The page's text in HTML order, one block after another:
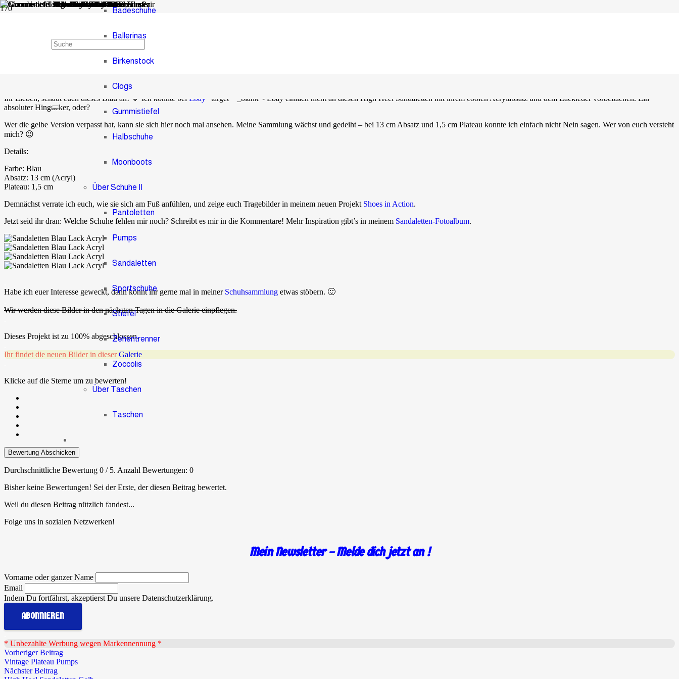
Badeschuhe
Ballerinas
Birkenstock
Clogs
Gummistiefel
Halbschuhe
Moonboots
Über Schuhe II
Pantoletten
Pumps
Sandaletten
Sportschuhe
Stiefel
Zehentrenner
Zoccolis
Über Taschen
Taschen
High Heel Sandaletten Blau
Ihr Lieben, schaut euch dieses Blau an! 💙 Ich konnte bei Ebay
“ target=“_blank“>Ebay einfach nicht an diesen High Heel Sandaletten mit ihrem coolen Acrylabsatz und dem Lackleder vorbeiziehen. Ein
absoluter Hingucker, oder?
Wer die gelbe Version verpasst hat, kann sie sich hier noch mal ansehen. Meine Sammlung wächst und gedeiht – bei 13 cm Absatz und 1,5 cm Plateau konnte ich einfach nicht Nein sagen. Wer von euch versteht
mich? 😉
Details:
Farbe: Blau
Absatz: 13 cm (Acryl)
Plateau: 1,5 cm
Demnächst verrate ich euch, wie sie sich am Fuß anfühlen, und zeige euch Tragebilder in meinem neuen Projekt Shoes in Action.
Jetzt seid ihr dran: Welche Schuhe fehlen mir noch? Schreibt es mir in die Kommentare! Mehr Inspiration gibt’s in meinem Sandaletten-Fotoalbum.
Habe ich euer Interesse geweckt, dann könnt ihr gerne mal in meiner Schuhsammlung etwas stöbern. 🙂
Wir werden diese Bilder in den nächsten Tagen in die Galerie einpflegen.
Dieses Projekt ist zu 100% abgeschlossen.
Ihr findet die neuen Bilder in dieserGalerie
Klicke auf die Sterne um zu bewerten!
Bewertung Abschicken
Durchschnittliche Bewertung 0 / 5. Anzahl Bewertungen: 0
Bisher keine Bewertungen! Sei der Erste, der diesen Beitrag bewertet.
Weil du diesen Beitrag nützlich fandest...
Folge uns in sozialen Netzwerken!
Mein Newsletter – Melde dich jetzt an !
Vorname oder ganzer Name
Email
Indem Du fortfährst, akzeptierst Du unsere Datenschutzerklärung.
* Unbezahlte Werbung wegen Markennennung *
Vorheriger Beitrag
Vintage Plateau Pumps
Nächster Beitrag